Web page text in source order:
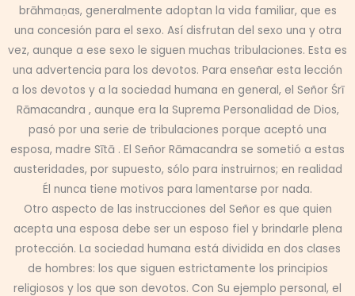
brāhmaṇas, generalmente adoptan la vida familiar, que es
una concesión para el sexo. Así disfrutan del sexo una y otra
vez, aunque a ese sexo le siguen muchas tribulaciones. Esta es
una advertencia para los devotos. Para enseñar esta lección
a los devotos y a la sociedad humana en general, el Señor Śrī
Rāmacandra , aunque era la Suprema Personalidad de Dios,
pasó por una serie de tribulaciones porque aceptó una
esposa, madre Sītā . El Señor Rāmacandra se sometió a estas
austeridades, por supuesto, sólo para instruirnos; en realidad
Él nunca tiene motivos para lamentarse por nada.
Otro aspecto de las instrucciones del Señor es que quien
acepta una esposa debe ser un esposo fiel y brindarle plena
protección. La sociedad humana está dividida en dos clases
de hombres: los que siguen estrictamente los principios
religiosos y los que son devotos. Con Su ejemplo personal, el